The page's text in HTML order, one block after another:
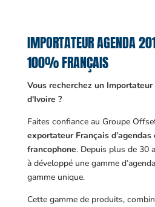
IMPORTATEUR AGENDA
100% FRANÇAIS
Vous recherchez un
d'Ivoire ?
Faites confiance au Groupe
exportateur Français
francophone. Depuis plus de 30
à développé une gamme
gamme unique.
Cette gamme de produits,